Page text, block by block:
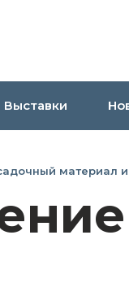
Выставки
материал